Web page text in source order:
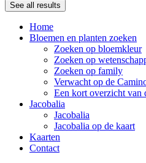
See all results
Home
Bloemen en planten zoeken
Zoeken op bloemkleur
Zoeken op
Zoeken op family
Verwacht op de
Een kort overzicht van
Jacobalia
Jacobalia
Jacobalia op de kaart
Kaarten
Contact